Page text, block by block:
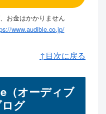
お金はかかりません
www.audible.co.jp/
↑目次に戻る
（オーディブ
グ